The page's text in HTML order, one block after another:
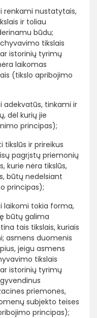
renkami nustatytais,
ir toliau
būdu;
tikslais
istorinių tyrimų
laikomas
(tikslo apribojimo
adekvatūs, tinkami ir
dėl kurių jie
principas);
tikslūs ir prireikus
pagrįstų priemonių
kurie nėra tikslūs,
būtų nedelsiant
principas);
laikomi tokia forma,
būtų galima
tais tikslais, kuriais
asmens duomenis
jeigu asmens
tikslais
istorinių tyrimų
priemones,
subjekto teises
principas);